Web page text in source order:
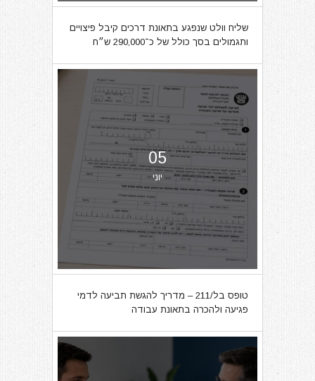
שליח וולט שנפגע בתאונת דרכים קיבל פיצויים
ותגמולים בסך כולל של כ־290,000 ש״ח
05
יוני
טופס בל/211 – מדריך להגשת תביעה לדמי
פגיעה ולהכרה בתאונת עבודה